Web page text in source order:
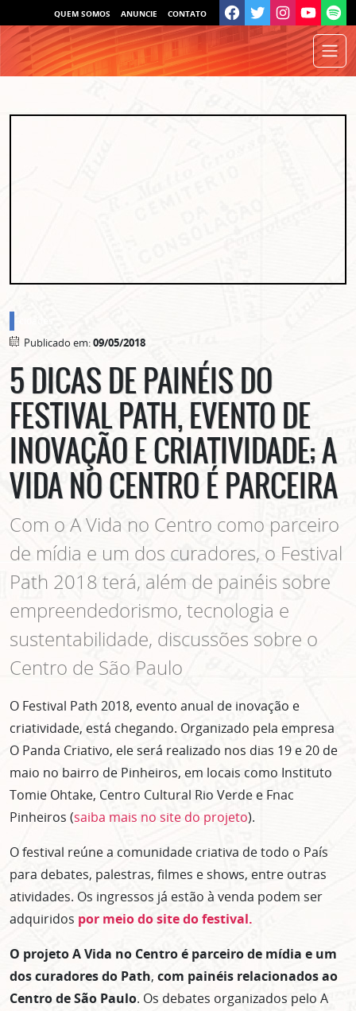
QUEM SOMOS ANUNCIE CONTATO
Publicado em:09/05/2018
5 DICAS DE PAINÉIS DO
FESTIVAL PATH, EVENTO DE
INOVAÇÃO E CRIATIVIDADE; A
VIDA NO CENTRO É PARCEIRA
Com o A Vida no Centro como parceiro
de mídia e um dos curadores, o Festival
Path 2018 terá, além de painéis sobre
empreendedorismo, tecnologia e
sustentabilidade, discussões sobre o
Centro de São Paulo
O Festival Path 2018, evento anual de inovação e
criatividade, está chegando. Organizado pela empresa
O Panda Criativo, ele será realizado nos dias 19 e 20 de
maio no bairro de Pinheiros, em locais como Instituto
Tomie Ohtake, Centro Cultural Rio Verde e Fnac
Pinheiros (saiba mais no site do projeto).
O festival reúne a comunidade criativa de todo o País
para debates, palestras, filmes e shows, entre outras
atividades. Os ingressos já estão à venda podem ser
adquiridos por meio do site do festival.
O projetoA Vida no Centro é parceiro de mídia e um
dos curadores do Path, com painéis relacionados ao
Centro de São Paulo. Os debates organizados pelo A